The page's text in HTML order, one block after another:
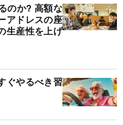
のか? 高額な
アドレスの座
生産性を上げ
ぐやるべき習